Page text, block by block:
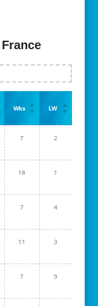
Wks LW
7 2
18 1
7 4
11 3
7 9